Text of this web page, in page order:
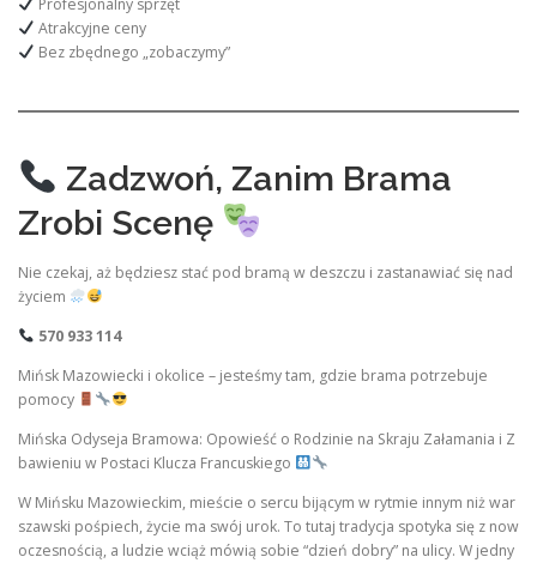
Profesjonalny sprzęt
Atrakcyjne ceny
Bez zbędnego „zobaczymy”
Zadzwoń, Zanim Brama
Zrobi Scenę
Nie czekaj, aż będziesz stać pod bramą w deszczu i zastanawiać się nad
życiem
570 933 114
Mińsk Mazowiecki i okolice – jesteśmy tam, gdzie brama potrzebuje
pomocy
Mińska Odyseja Bramowa: Opowieść o Rodzinie na Skraju Załamania i Z
bawieniu w Postaci Klucza Francuskiego
W Mińsku Mazowieckim, mieście o sercu bijącym w rytmie innym niż war
szawski pośpiech, życie ma swój urok. To tutaj tradycja spotyka się z now
oczesnością, a ludzie wciąż mówią sobie “dzień dobry” na ulicy. W jedny